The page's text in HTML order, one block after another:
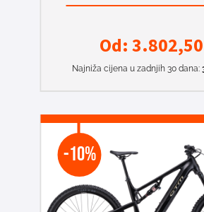
Od:3.802,50
Najniža cijena u zadnjih 30 dana:
-10%